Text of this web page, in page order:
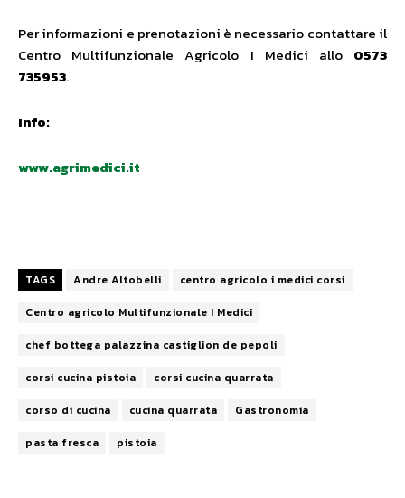
Per informazioni e prenotazioni è necessario contattare il
Centro Multifunzionale Agricolo I Medici allo 0573
735953.
Info:
www.agrimedici.it
TAGS Andre Altobelli
centro agricolo i medici corsi
Centro agricolo Multifunzionale I Medici
chef bottega palazzina castiglion de pepoli
corsi cucina pistoia
corsi cucina quarrata
corso di cucina
cucina quarrata
Gastronomia
pasta fresca
pistoia